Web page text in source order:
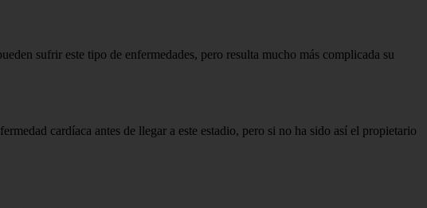
sufrir este tipo de enfermedades, pero resulta mucho más complicada su
cardíaca antes de llegar a este estadio, pero si no ha sido así el propietario